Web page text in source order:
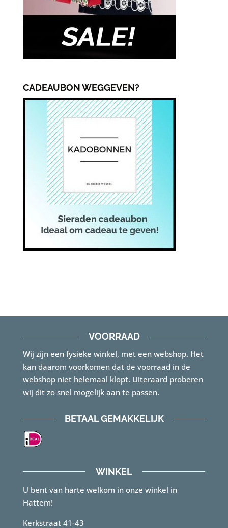
CADEAUBON WEGGEVEN?
VOORRAAD
Wij zijn een fysieke winkel, met een webshop. Het
kan daarom voorkomen dat de voorraad in de
webshop niet helemaal klopt. Uiteraard proberen
wij dit zo snel mogelijk aan te passen.
BETAAL GEMAKKELIJK
WINKEL
U bent van harte welkom in onze winkel in
Hattem!
Kerkstraat 41-43